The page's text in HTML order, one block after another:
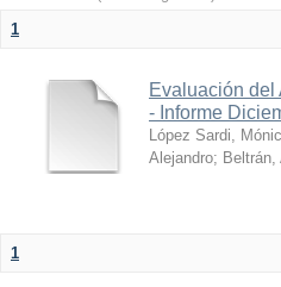
1
Evaluación del
- Informe
López Sardi,
Alejandro; Beltrán,
1